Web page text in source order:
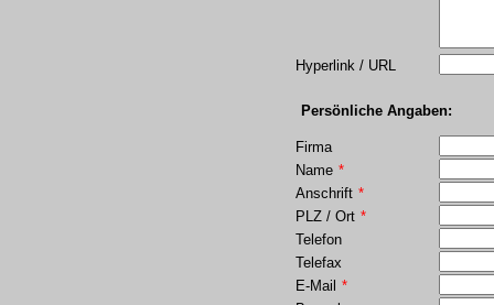
Hyperlink / URL
Persönliche Angaben:
Firma
Name *
Anschrift *
PLZ / Ort *
Telefon
Telefax
E-Mail *